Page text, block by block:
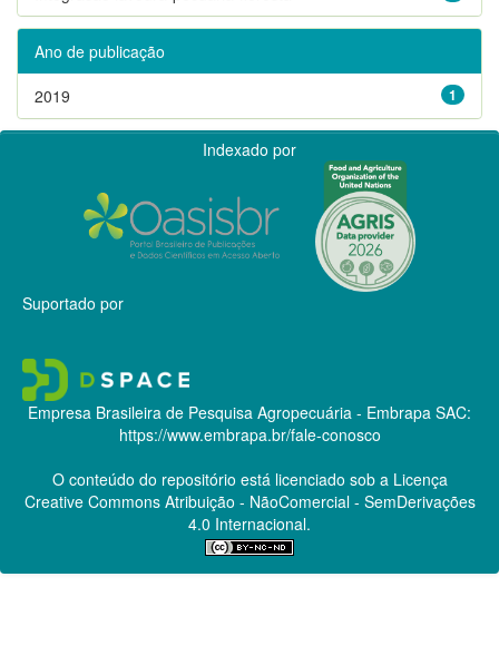
Ano de publicação
1
2019
Indexado por
Suportado por
Empresa Brasileira de Pesquisa Agropecuária - Embrapa SAC:
https://www.embrapa.br/fale-conosco
O conteúdo do repositório está licenciado sob a Licença
Creative CommonsAtribuição - NãoComercial - SemDerivações
4.0 Internacional.